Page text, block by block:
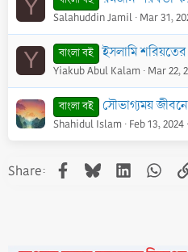
Y Salahuddin Jamil Mar 31,
Y বাংলা বই ইসলামি শরিয়তের
Yiakub Abul Kalam Mar 22,
বাংলা বই সৌভাগ্যময়
Shahidul Islam Feb 13, 2024
Share: Facebook
BlueskyLinkedIn